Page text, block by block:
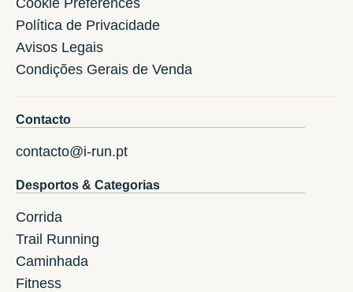
Política de Privacidade
Avisos Legais
Condições Gerais de Venda
Contacto
contacto@i-run.pt
Desportos & Categorias
Corrida
Trail Running
Caminhada
Fitness